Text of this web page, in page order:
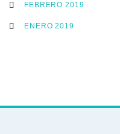
FEBRERO 2019
ENERO 2019